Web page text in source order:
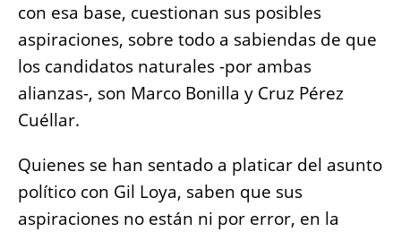
con esa base, cuestionan sus posibles
aspiraciones, sobre todo a sabiendas de que
los candidatos naturales -por ambas
alianzas-, son Marco Bonilla y Cruz Pérez
Cuéllar.
Quienes se han sentado a platicar del asunto
político con Gil Loya, saben que sus
aspiraciones no están ni por error, en la